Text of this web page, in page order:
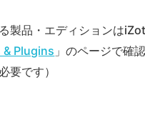
製品・エディションは
Plugins 」のページで確
要です）